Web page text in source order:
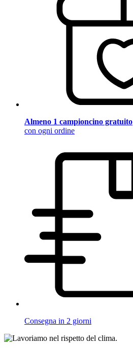
Almeno 1 campioncino gratuito
con ogni ordine
Consegna in 2 giorni